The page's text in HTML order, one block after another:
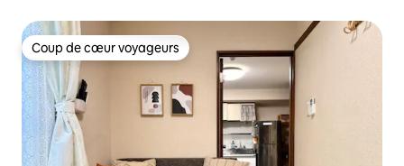
haut débit gratuit/bâtiment avec
ascenseur/communication en japonais, anglais et chinois
Coup de cœur voyageurs
Coup de cœur voyageurs